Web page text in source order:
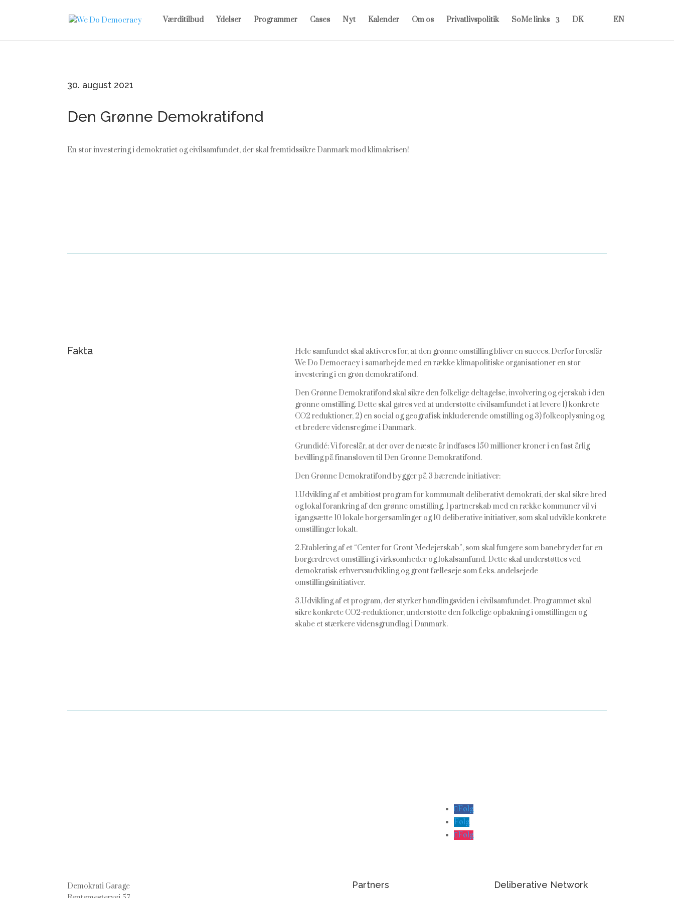
Værditilbud Ydelser Programmer Cases Nyt Kalender Om os Privatlivspolitik SoMe links DK EN
30. august 2021
Den Grønne Demokratifond
En stor investering i demokratiet og civilsamfundet, der skal fremtidssikre Danmark mod klimakrisen!
Fakta
Hele samfundet skal aktiveres for, at den grønne omstilling bliver en succes. Derfor foreslår
We Do Democracy i samarbejde med en række klimapolitiske organisationer en stor
investering i en grøn demokratifond.
Den Grønne Demokratifond skal sikre den folkelige deltagelse, involvering og ejerskab i den
grønne omstilling. Dette skal gøres ved at understøtte civilsamfundet i at levere 1) konkrete
CO2 reduktioner, 2) en social og geografisk inkluderende omstilling og 3) folkeoplysning og
et bredere vidensregime i Danmark.
Grundidé: Vi foreslår, at der over de næste år indfases 150 millioner kroner i en fast årlig
bevilling på finansloven til Den Grønne Demokratifond.
Den Grønne Demokratifond bygger på 3 bærende initiativer:
1.Udvikling af et ambitiøst program for kommunalt deliberativt demokrati, der skal sikre bred
og lokal forankring af den grønne omstilling. I partnerskab med en række kommuner vil vi
igangsætte 10 lokale borgersamlinger og 10 deliberative initiativer, som skal udvikle konkrete
omstillinger lokalt.
2.Etablering af et “Center for Grønt Medejerskab”, som skal fungere som banebryder for en
borgerdrevet omstilling i virksomheder og lokalsamfund. Dette skal understøttes ved
demokratisk erhvervsudvikling og grønt fælleseje som f.eks. andelsejede
omstillingsinitiativer.
3.Udvikling af et program, der styrker handlingsviden i civilsamfundet. Programmet skal
sikre konkrete CO2-reduktioner, understøtte den folkelige opbakning i omstillingen og
skabe et stærkere vidensgrundlag i Danmark.
Følg
Følg
Følg
Demokrati Garage
Partners Deliberative Network